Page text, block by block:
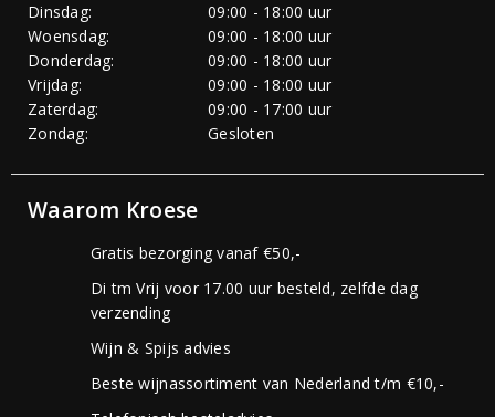
Dinsdag:
09:00 - 18:00 uur
Woensdag:
09:00 - 18:00 uur
Donderdag:
09:00 - 18:00 uur
Vrijdag:
09:00 - 18:00 uur
Zaterdag:
09:00 - 17:00 uur
Zondag:
Gesloten
Waarom Kroese
Gratis bezorging vanaf €50,-
Di tm Vrij voor 17.00 uur besteld, zelfde dag
verzending
Wijn & Spijs advies
Beste wijnassortiment van Nederland t/m €10,-